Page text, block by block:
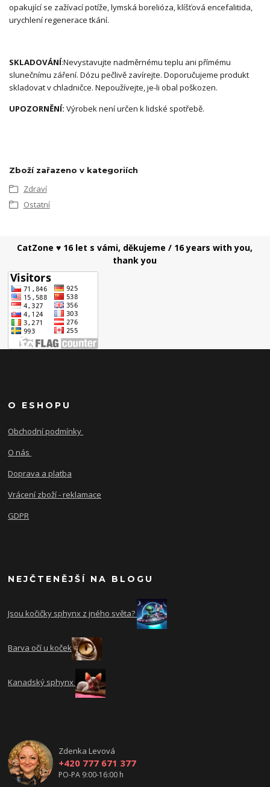
opakující se zažívací potíže, lymská borelióza, klíšťová encefalitida,
urychlení regenerace tkání.
SKLADOVÁNÍ:Nevystavujte nadměrnému teplu ani přímému
slunečnímu záření. Dózu pečlivě zavírejte. Doporučujeme produkt
skladovat v chladničce. Nepoužívejte, je-li obal poškozen.
UPOZORNĚNÍ: Výrobek není určen k lidské spotřebě.
Zboží zařazeno v kategoriích
Zdraví
Ostatní
CatZone ♥ 16 let s vámi, děkujeme / 16 years with you,
thank you
O ESHOPU
Obchodní podmínky
O nás
Doprava a platba
Vrácení zboží - reklamace
GDPR
NEJČTENĚJŠÍ NA BLOGU
Jsou kočičky sphynx z jného světa?
Barva očí u koček
Kanadský sphynx
Zdenka Levová
+420 777 671 377
PO-PA 9:00-16:00 h